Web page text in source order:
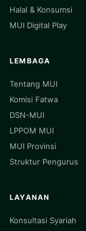
Halal & Konsumsi
MUI Digital Play
LEMBAGA
Tentang MUI
Komisi Fatwa
DSN-MUI
LPPOM MUI
MUI Provinsi
Struktur Pengurus
LAYANAN
Konsultasi Syariah